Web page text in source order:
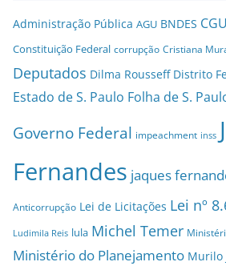
Administração Pública AGU BNDES CGU
Constituição Federal corrupção Cristiana
Deputados Dilma Rousseff Distrito
Estado de S. Paulo Folha de S.
Governo Federal impeachment inss
Fernandes jaques
Anticorrupção Lei de Licitações Lei nº
Ludimila Reis lula Michel Temer
Ministério do Planejamento Murilo